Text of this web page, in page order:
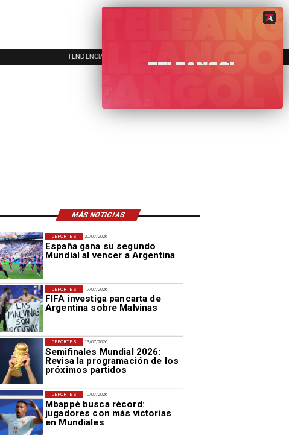
TENDENCIAS
MÁS NOTICIAS
20/07/2026
España gana su segundo
Mundial al vencer a Argentina
DEPORTES
17/07/2026
FIFA investiga pancarta de
Argentina sobre Malvinas
DEPORTES
13/07/2026
Semifinales Mundial 2026:
Revisa la programación de los
próximos partidos
DEPORTES
10/07/2026
Mbappé busca récord:
jugadores con más victorias
en Mundiales
DEPORTES